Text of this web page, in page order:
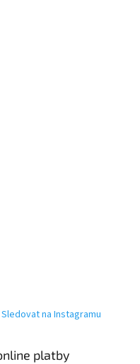
Sledovat na Instagramu
platby